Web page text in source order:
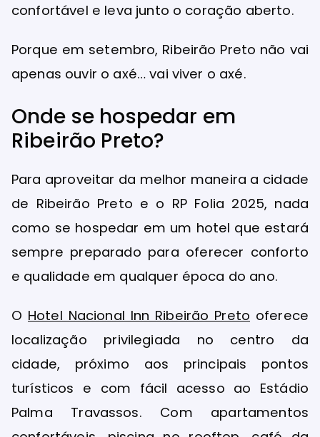
confortável e leva junto o coração aberto.
Porque em setembro, Ribeirão Preto não vai
apenas ouvir o axé… vai viver o axé.
Onde se hospedar em
Ribeirão Preto?
Para aproveitar da melhor maneira a cidade
de Ribeirão Preto e o RP Folia 2025, nada
como se hospedar em um hotel que estará
sempre preparado para oferecer conforto
e qualidade em qualquer época do ano.
O Hotel Nacional Inn Ribeirão Preto oferece
localização privilegiada no centro da
cidade, próximo aos principais pontos
turísticos e com fácil acesso ao Estádio
Palma Travassos. Com apartamentos